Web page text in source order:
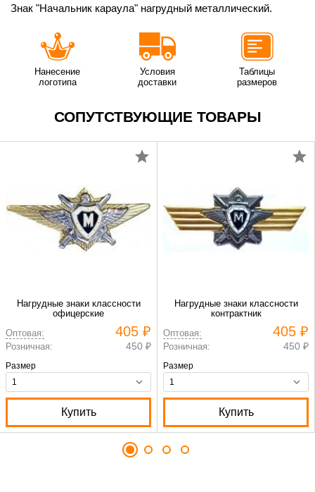
Знак "Начальник караула" нагрудный металлический.
Нанесение
логотипа
Условия
доставки
Таблицы
размеров
СОПУТСТВУЮЩИЕ ТОВАРЫ
Нагрудные знаки классности
офицерские
Оптовая:
405 ₽
Розничная: 450 ₽
Размер
Купить
Нагрудные знаки классности
контрактник
Оптовая:
405 ₽
Розничная: 450 ₽
Размер
Купить